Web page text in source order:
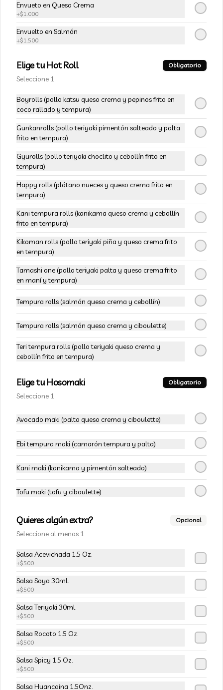
$7.490$10.990
106.Tuna Oriental
Atún, camarón furay, queso crema y
cebollín, envuelto en salmón
$7.490$10.990
-
107.Avocado Oriental
Atún, camarón furay, kanikama y
$7.490
- 36%
88 - White Oriental Rolls
Salmón, camarón furay, palta, pepino,
envuelto en queso crema, bañado en
salsa acevichada.
$6.990$10.990
VEGETARIANOS
Pimentón, queso crema y almendras
tostadas, frito en panko.
$5.490$6.490
112-Niel Rolls
Champiñon furay, queso crema y
Queso crema, champiñon furay y
cebollín frito en tempura.
$5.490$6.490
115-Vivian Rolls
Palta, champiñon furay, cebollín,
salsa teriyaki, cubierto de mix de papas
nativas
Envueto en Queso Crema
+$1.000
Envuelto en Salmón
+$1.500
Elige tu Hot Roll Obligatorio
Seleccione 1
Boyrolls (pollo katsu queso crema y pepinos frito en
coco rallado y tempura)
Gunkanrolls (pollo teriyaki pimentón salteado y palta
frito en tempura)
Gyurolls (pollo teriyaki choclito y cebollín frito en
tempura)
Happy rolls (plátano nueces y queso crema frito en
tempura)
Kani tempura rolls (kanikama queso crema y cebollín
frito en tempura)
Kikoman rolls (pollo teriyaki piña y queso crema frito
en tempura)
Tamashi one (pollo teriyaki palta y queso crema frito
en maní y tempura)
Tempura rolls (salmón queso crema y cebollín)
Tempura rolls (salmón queso crema y ciboulette)
Teri tempura rolls (pollo teriyaki queso crema y
cebollín frito en tempura)
Elige tu Hosomaki Obligatorio
Seleccione 1
Avocado maki (palta queso crema y ciboulette)
Ebi tempura maki (camarón tempura y palta)
Kani maki (kanikama y pimentón salteado)
Tofu maki (tofu y ciboulette)
Quieres algún extra? Opcional
Seleccione al menos 1
Salsa Acevichada 1.5 Oz.
+$500
Salsa Soya 30ml.
+$500
Salsa Teriyaki 30ml.
+$500
Salsa Rocoto 1.5 Oz.
+$500
Salsa Spicy 1.5 Oz.
+$500
Salsa Huancaina 1.5Onz.